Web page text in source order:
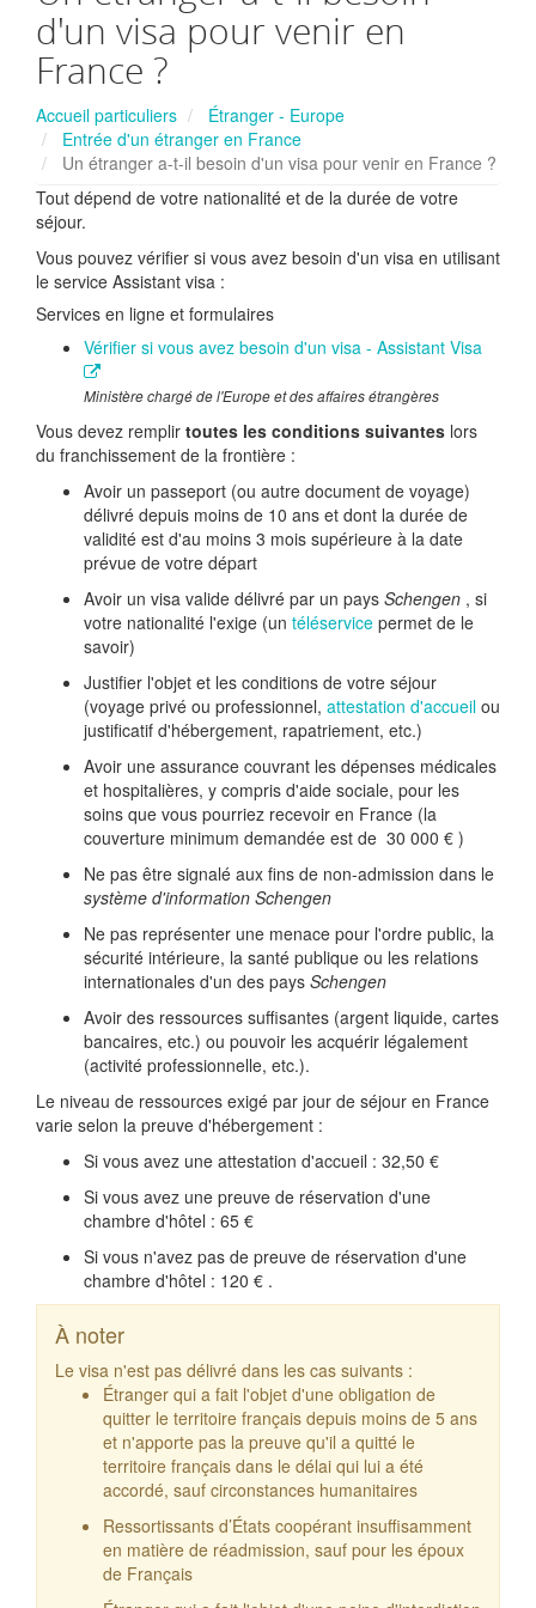
d'un visa pour venir en
France ?
Accueil particuliers
Étranger - Europe
Entrée d'un étranger en France
Un étranger a-t-il besoin d'un visa pour venir en France ?
Tout dépend de votre nationalité et de la durée de votre
séjour.
Vous pouvez vérifier si vous avez besoin d'un visa en utilisant
le service Assistant visa :
Services en ligne et formulaires
Vérifier si vous avez besoin d'un visa - Assistant Visa
Ministère chargé de l'Europe et des affaires étrangères
Vous devez remplir toutes les conditions suivantes lors
du franchissement de la frontière :
Avoir un passeport (ou autre document de voyage)
délivré depuis moins de 10 ans et dont la durée de
validité est d'au moins 3 mois supérieure à la date
prévue de votre départ
Avoir un visa valide délivré par un pays Schengen , si
votre nationalité l'exige (un téléservice permet de le
savoir)
Justifier l'objet et les conditions de votre séjour
(voyage privé ou professionnel, attestation d'accueil ou
justificatif d'hébergement, rapatriement, etc.)
Avoir une assurance couvrant les dépenses médicales
et hospitalières, y compris d'aide sociale, pour les
soins que vous pourriez recevoir en France (la
couverture minimum demandée est de 30 000 € )
Ne pas être signalé aux fins de non-admission dans le
système d'information Schengen
Ne pas représenter une menace pour l'ordre public, la
sécurité intérieure, la santé publique ou les relations
internationales d'un des pays Schengen
Avoir des ressources suffisantes (argent liquide, cartes
bancaires, etc.) ou pouvoir les acquérir légalement
(activité professionnelle, etc.).
Le niveau de ressources exigé par jour de séjour en France
varie selon la preuve d'hébergement :
Si vous avez une attestation d'accueil : 32,50 €
Si vous avez une preuve de réservation d'une
chambre d'hôtel : 65 €
Si vous n'avez pas de preuve de réservation d'une
chambre d'hôtel : 120 € .
À noter
Le visa n'est pas délivré dans les cas suivants :
Étranger qui a fait l'objet d'une obligation de
quitter le territoire français depuis moins de 5 ans
et n'apporte pas la preuve qu'il a quitté le
territoire français dans le délai qui lui a été
accordé, sauf circonstances humanitaires
Ressortissants d’États coopérant insuffisamment
en matière de réadmission, sauf pour les époux
de Français